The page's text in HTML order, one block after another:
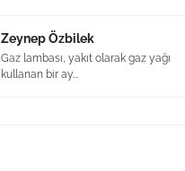
Zeynep Özbilek
Gaz lambası, yakıt olarak gaz yağı
kullanan bir ay...